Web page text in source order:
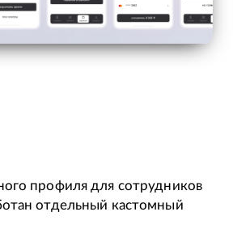
профиля для сотрудников
отдельный кастомный